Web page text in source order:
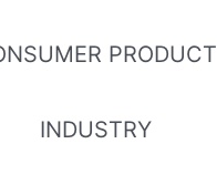
PRODUCT
INDUSTRY